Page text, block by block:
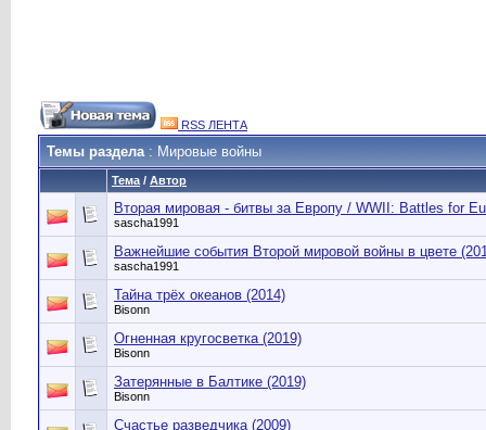
RSS ЛЕНТА
Темы раздела: Мировые войны
Тема / Автор
Вторая мировая - битвы за Европу / WWII: Battles for
sascha1991
Важнейшие события Второй мировой войны в цвете
sascha1991
Тайна трёх океанов (2014)
Bisonn
Огненная кругосветка (2019)
Bisonn
Затерянные в Балтике (2019)
Bisonn
Счастье разведчика (2009)